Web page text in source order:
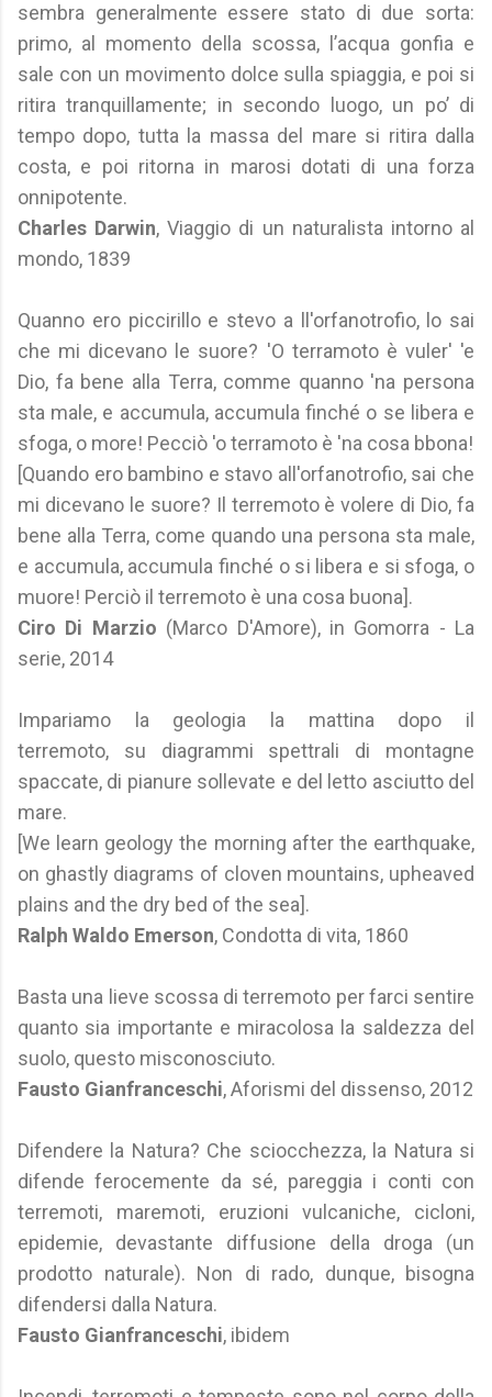
sembra generalmente essere stato di due sorta:
primo, al momento della scossa, l’acqua gonfia e
sale con un movimento dolce sulla spiaggia, e poi si
ritira tranquillamente; in secondo luogo, un po’ di
tempo dopo, tutta la massa del mare si ritira dalla
costa, e poi ritorna in marosi dotati di una forza
onnipotente.
Charles Darwin, Viaggio di un naturalista intorno al
mondo, 1839
Quanno ero piccirillo e stevo a ll'orfanotrofio, lo sai
che mi dicevano le suore? 'O terramoto è vuler' 'e
Dio, fa bene alla Terra, comme quanno 'na persona
sta male, e accumula, accumula finché o se libera e
sfoga, o more! Pecciò 'o terramoto è 'na cosa bbona!
[Quando ero bambino e stavo all'orfanotrofio, sai che
mi dicevano le suore? Il terremoto è volere di Dio, fa
bene alla Terra, come quando una persona sta male,
e accumula, accumula finché o si libera e si sfoga, o
muore! Perciò il terremoto è una cosa buona].
Ciro Di Marzio (Marco D'Amore), in Gomorra - La
serie, 2014
Impariamo la geologia la mattina dopo il
terremoto, su diagrammi spettrali di montagne
spaccate, di pianure sollevate e del letto asciutto del
mare.
[We learn geology the morning after the earthquake,
on ghastly diagrams of cloven mountains, upheaved
plains and the dry bed of the sea].
Ralph Waldo Emerson, Condotta di vita, 1860
Basta una lieve scossa di terremoto per farci sentire
quanto sia importante e miracolosa la saldezza del
suolo, questo misconosciuto.
Fausto Gianfranceschi, Aforismi del dissenso, 2012
Difendere la Natura? Che sciocchezza, la Natura si
difende ferocemente da sé, pareggia i conti con
terremoti, maremoti, eruzioni vulcaniche, cicloni,
epidemie, devastante diffusione della droga (un
prodotto naturale). Non di rado, dunque, bisogna
difendersi dalla Natura.
Fausto Gianfranceschi, ibidem